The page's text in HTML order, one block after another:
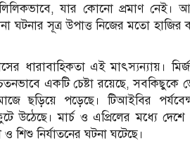
যার কোনো প্রমাণ
ঘটনার সূত্র উপাত্ত নিজের মতো
ধারাবাহিকতা এই মাৎস্যন্যায়।
একটি চেষ্টা রয়েছে, সবকিছুকে
ছড়িয়ে পড়েছে। টিআইবির
উঠেছে। মার্চ ও এপ্রিলের মধ্যে
নির্যাতনের ঘটনা ঘটেছে।